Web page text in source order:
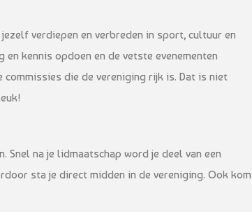
verdiepen en verbreden in sport, cultuur en
kennis opdoen en de vetste evenementen
commissies die de vereniging rijk is. Dat is niet
Snel na je lidmaatschap word je deel van een
sta je direct midden in de vereniging. Ook kom